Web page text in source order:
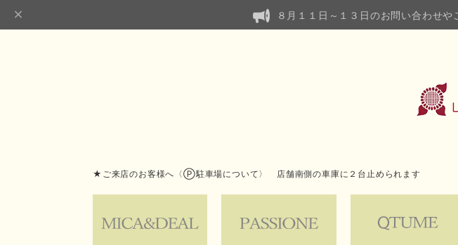
８月１１日～１３日のお問い合わせ
★ご来店のお客様へ〈Ⓟ駐車場について〉 店舗南側の車庫に２台止められます